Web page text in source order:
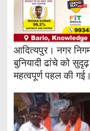
आदित्यपुर। नगर
बुनियादी ढांचे को
महत्वपूर्ण पहल की गई।